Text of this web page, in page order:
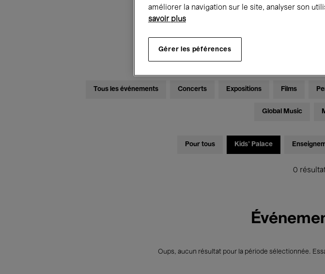
Lundi
Tous les événements Concerts Expositions Films
Global Music
Pour tous Kids’ Palace
0
Oups, aucun résultat pour la période sélectionnée.
améliorer la navigation sur le site, analyser son
savoir plus
Gérer les péférences